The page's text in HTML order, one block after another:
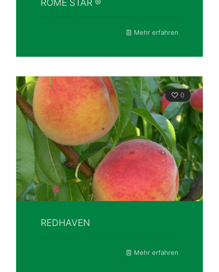
ROME STAR ®
Mehr erfahren
0
REDHAVEN
Mehr erfahren